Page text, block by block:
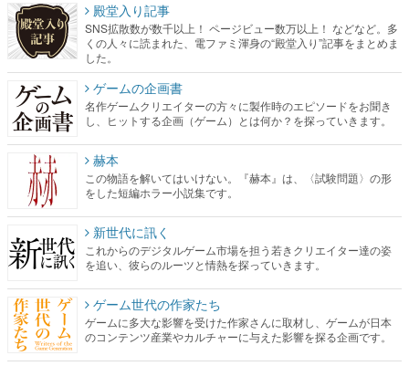
殿堂入り記事
SNS拡散数が数千以上！ ページビュー数万以上！ などなど。多
くの人々に読まれた、電ファミ渾身の“殿堂入り”記事をまとめま
した。
ゲームの企画書
名作ゲームクリエイターの方々に製作時のエピソードをお聞き
し、ヒットする企画（ゲーム）とは何か？を探っていきます。
赫本
この物語を解いてはいけない。『赫本』は、〈試験問題〉の形
をした短編ホラー小説集です。
新世代に訊く
これからのデジタルゲーム市場を担う若きクリエイター達の姿
を追い、彼らのルーツと情熱を探っていきます。
ゲーム世代の作家たち
ゲームに多大な影響を受けた作家さんに取材し、ゲームが日本
のコンテンツ産業やカルチャーに与えた影響を探る企画です。